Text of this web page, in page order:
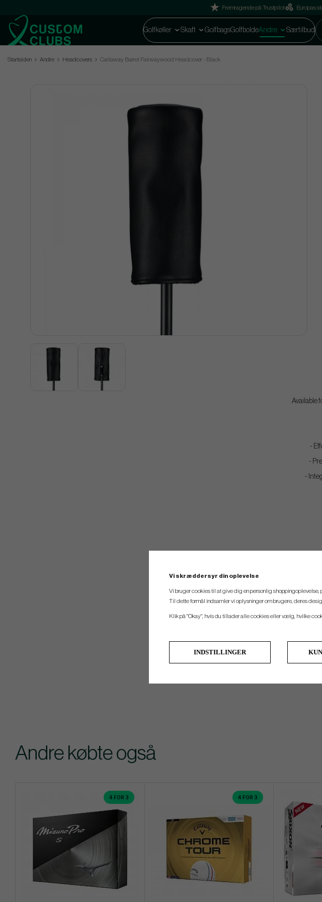
Fremragende på Trustpilot Europas
Golfkøller Skaft GolfbagsGolfboldeAndre Særtilbud
Startsiden Andre Headcovers Callaway Barrel Fairwaywood Headcover - Black
Available
-
-
-
Andre købte også
4 FOR 3 4 FOR 3
Vi skræddersyr din oplevelse
Vi bruger cookies til at give dig en personlig
Til dette formål indsamler vi oplysninger om brugere, deres
Klik på "Okay", hvis du tillader alle cookies eller vælg, hvilke
INDSTILLINGER